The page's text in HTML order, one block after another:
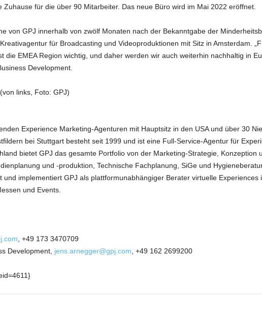
für die über 90 Mitarbeiter. Das neue Büro wird im Mai 2022 eröffnet.
von GPJ innerhalb von zwölf Monaten nach der Bekanntgabe der
für Broadcasting und Videoproduktionen mit Sitz in Amsterdam.
EMEA Region wichtig, und daher werden wir auch weiterhin nachhaltig in
Development.
links, Foto: GPJ)
Experience Marketing-Agenturen mit Hauptsitz in den USA und über 30
bei Stuttgart besteht seit 1999 und ist eine Full-Service-Agentur für
bietet GPJ das gesamte Portfolio von der Marketing-Strategie, Konzeption
und -produktion, Technische Fachplanung, SiGe und
implementiert GPJ als plattformunabhängiger Berater virtuelle Experiences
und Events.
, +49 173 3470709
Development, jens.arnegger@gpj.com , +49 162 2699200